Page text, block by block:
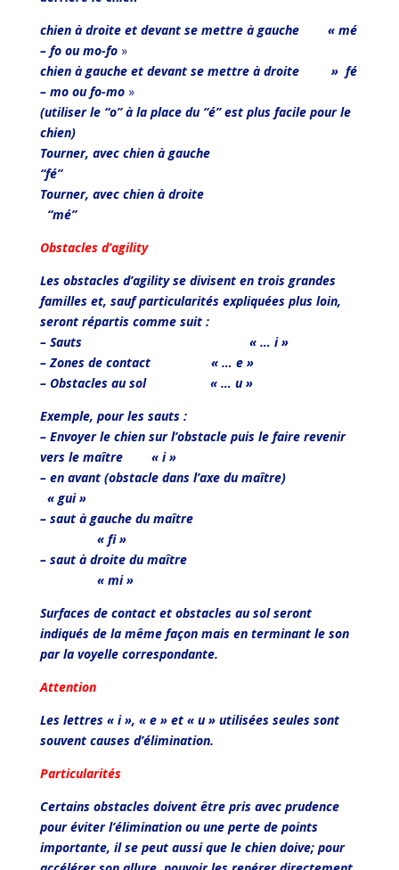
chien à droite et devant se mettre à gauche « mé
– fo ou mo-fo»
chien à gauche et devant se mettre à droite » fé
– mo ou fo-mo»
(utiliser le “o” à la place du “é” est plus facile pour le
chien)
Tourner, avec chien à gauche
“fé”
Tourner, avec chien à droite
“mé”
Obstacles d’agility
Les obstacles d’agility se divisent en trois grandes
familles et, sauf particularités expliquées plus loin,
seront répartis comme suit :
– Sauts « … i »
– Zones de contact « … e »
– Obstacles au sol « … u »
Exemple, pour les sauts :
– Envoyer le chien sur l’obstacle puis le faire revenir
vers le maître « i »
– en avant (obstacle dans l’axe du maître)
« gui »
– saut à gauche du maître
« fi »
– saut à droite du maître
« mi »
Surfaces de contact et obstacles au sol seront
indiqués de la même façon mais en terminant le son
par la voyelle correspondante.
Attention
Les lettres « i », « e » et « u » utilisées seules sont
souvent causes d’élimination.
Particularités
Certains obstacles doivent être pris avec prudence
pour éviter l’élimination ou une perte de points
importante, il se peut aussi que le chien doive; pour